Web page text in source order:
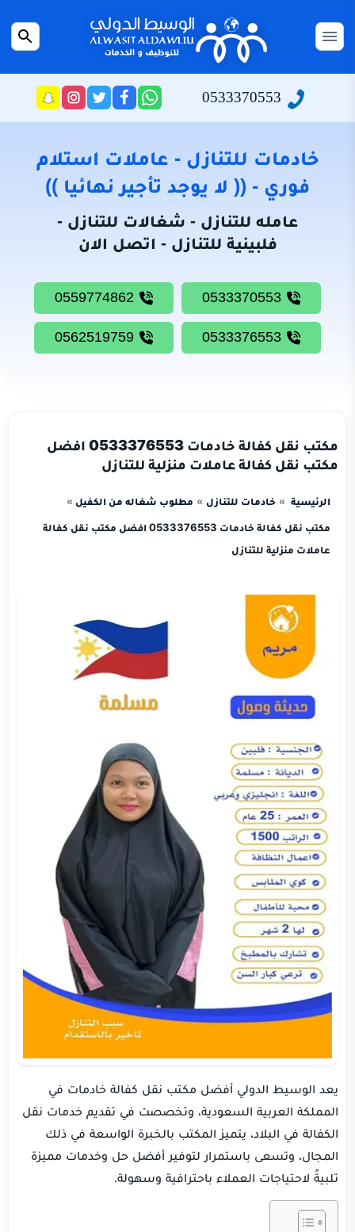
المحتوىالقائمة
الرئيسية
سياسة
من
نحن
خادمات
للتنازل
شغالات
للتنازل
بحث
0533370553
راسلنا
عبر
تابعنا
على
فيسبوك
تابعنا
على
تويتر
تابعنا
على
انستجرام
خادمات للتنازل - عاملات استلام
فوري - (( لا يوجد تأجير نهائيا ))
عامله للتنازل - شغالات للتنازل -
فلبينية للتنازل - اتصل الان
مكتب نقل كفالة خادمات 0533376553 افضل
مكتب نقل كفالة عاملات منزلية للتنازل
الرئيسية خادمات للتنازل مطلوب شغاله من الكفيل
مكتب نقل كفالة خادمات 0533376553 افضل مكتب نقل كفالة
عاملات منزلية للتنازل
يعد الوسيط الدولي أفضل مكتب نقل كفالة خادمات في
المملكة العربية السعودية، وتخصصت في تقديم خدمات نقل
الكفالة في البلاد، يتميز المكتب بالخبرة الواسعة في ذلك
المجال، وتسعى باستمرار لتوفير أفضل حل وخدمات مميزة
تلبيةً لاحتياجات العملاء باحترافية وسهولة.